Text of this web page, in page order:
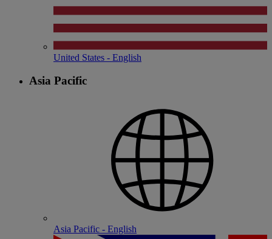
United States - English
Asia Pacific
Asia Pacific - English